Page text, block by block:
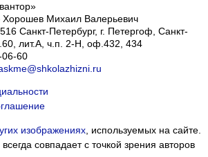
Михаил Валерьевич
Санкт-Петербург, г. Петергоф, Санкт-
лит.А, ч.п. 2-Н, оф.432, 434
06-60
изображениях, используемых на сайте.
совпадает с точкой зрения авторов